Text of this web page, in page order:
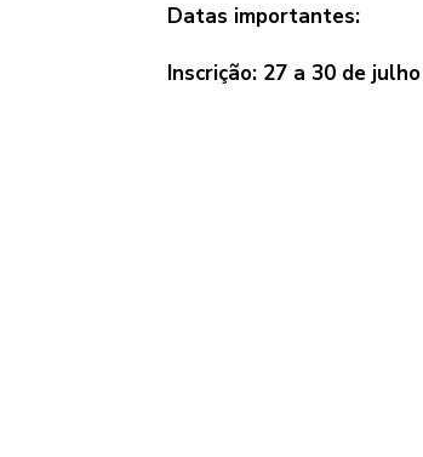
Datas importantes:
Inscrição: 27 a 30 de julho